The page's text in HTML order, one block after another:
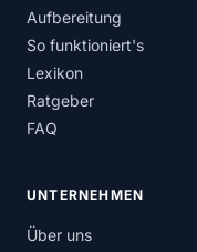
Aufbereitung
So funktioniert's
Lexikon
Ratgeber
FAQ
UNTERNEHMEN
Über uns